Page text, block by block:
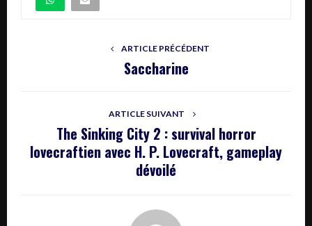
ARTICLE PRÉCÉDENT
Saccharine
ARTICLE SUIVANT
The Sinking City 2 : survival horror
lovecraftien avec H. P. Lovecraft, gameplay
dévoilé